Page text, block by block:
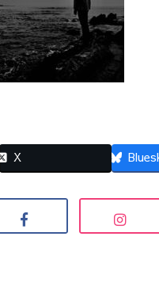
X